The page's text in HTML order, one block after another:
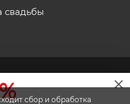
сбор и обработка
свадьбы
магазин доставки